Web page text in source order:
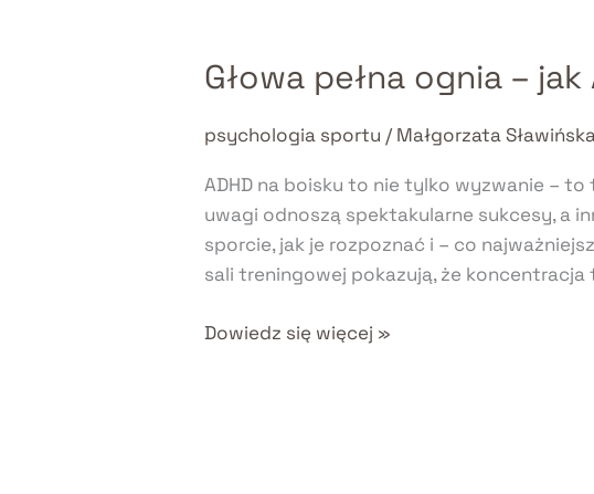
Głowa pełna ognia –
psychologia sportu /Małgorzata
ADHD na boisku to nie tylko wyzwanie –
uwagi odnoszą spektakularne sukcesy, a
sporcie, jak je rozpoznać i – co
sali treningowej pokazują, że koncentracja
Głowa
pełna
ognia
jak
ADHD
napędza
sportowców?
Dowiedz się więcej »